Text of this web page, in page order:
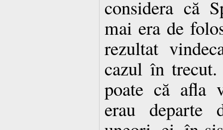
considera că
mai era de
rezultat
cazul în trecut.
poate că afla
erau departe